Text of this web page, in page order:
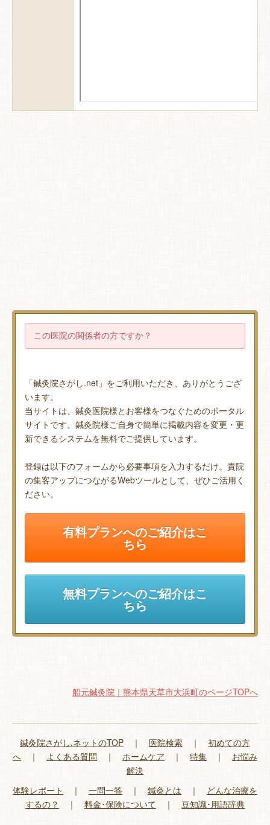
この医院の関係者の方ですか？
「鍼灸院さがし.net」をご利用いただき、ありがとうござ
います。
当サイトは、鍼灸医院様とお客様をつなぐためのポータル
サイトです。鍼灸院様ご自身で簡単に掲載内容を変更・更
新できるシステムを無料でご提供しています。
登録は以下のフォームから必要事項を入力するだけ。貴院
の集客アップにつながるWebツールとして、ぜひご活用く
ださい。
有料プランへのご紹介はこ
ちら
無料プランへのご紹介はこ
ちら
船元鍼灸院｜熊本県天草市大浜町のページTOPへ
鍼灸院さがし.ネットのTOP ｜ 医院検索 ｜ 初めての方
へ ｜ よくある質問 ｜ ホームケア ｜ 特集 ｜ お悩み
解決
体験レポート
｜ 一問一答 ｜ 鍼灸とは ｜ どんな治療を
するの？
｜ 料金･保険について ｜ 豆知識･用語辞典